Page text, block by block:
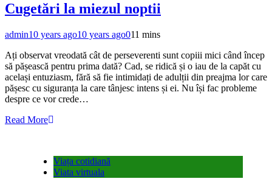
Cugetări la miezul noptii
admin10 years ago10 years ago011 mins
Ați observat vreodată cât de perseverenti sunt copiii mici când încep
să pășească pentru prima dată? Cad, se ridică și o iau de la capăt cu
același entuziasm, fără să fie intimidați de adulții din preajma lor care
pășesc cu siguranța la care tânjesc intens și ei. Nu își fac probleme
despre ce vor crede…
Read More
Viața cotidiană
Viata virtuala